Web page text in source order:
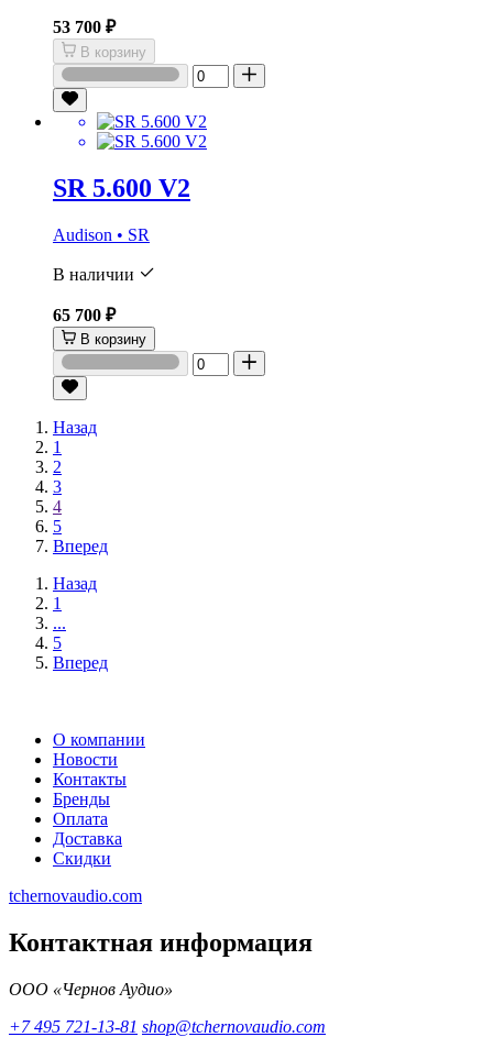
53 700 ₽
В корзину
SR 5.600 V2
Audison • SR
В наличии
65 700 ₽
В корзину
Назад
1
2
3
4
5
Вперед
Назад
1
...
5
Вперед
О компании
Новости
Контакты
Бренды
Оплата
Доставка
Скидки
tchernovaudio.com
Контактная информация
ООО «Чернов Аудио»
+7 495 721-13-81 shop@tchernovaudio.com